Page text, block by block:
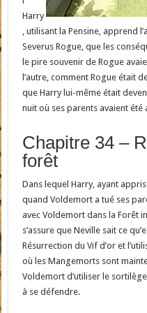
Harry
, utilisant la Pensine, apprend
Severus Rogue, que les
le pire souvenir de Rogue
l’autre, comment Rogue était
que Harry lui-même était
nuit où ses parents avaient été
Chapitre 34 –
forêt
Dans lequel Harry, ayant
quand Voldemort a tué ses
avec Voldemort dans la Forêt
s’assure que Neville sait ce
Résurrection du Vif d’or et
où les Mangemorts sont
Voldemort d’utiliser le
à se défendre.